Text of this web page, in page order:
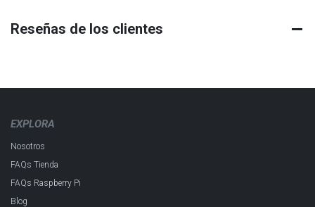
Reseñas de los clientes
EXPLORA
Nosotros
FAQs Tienda
FAQs Raspberry Pi
Blog